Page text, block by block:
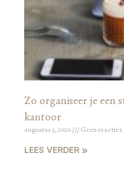
Zo organiseer je een
kantoor
augustus 3, 2026 Geen reacties
LEES VERDER »